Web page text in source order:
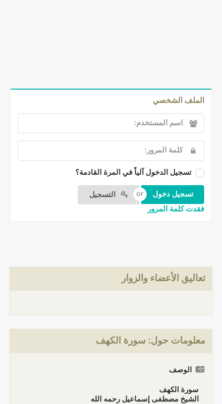
الملف الشخصي
تسجيل الدخول آلياً في المرة القادمة؟
التسجيل
فقدت كلمة المرور
تعاليق الأعضاء والزوار
معلومات حول: سورة الكهف
الوصف
سورة الكهف
الشيخ مصطفى إسماعيل رحمه الله